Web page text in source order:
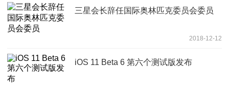
三星会长辞任国际奥林匹克委员会委员
2018-12-12
iOS 11 Beta 6 第六个测试版发布